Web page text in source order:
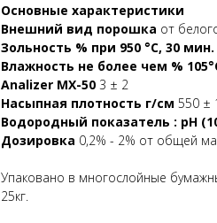
Основные характеристики
Внешний вид порошка от
Зольность % при 950 °С, 30 мин.
Влажность не более чем %
Analizer MX-50 3 ± 2
Насыпная плотность г/см 550 ±
Водородный показатель : pH
Дозировка 0,2% - 2% от общей
Упаковано в многослойные
25кг.